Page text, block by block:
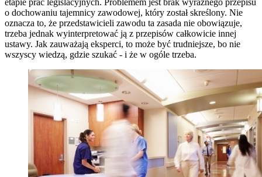
etapie prac legislacyjnych. Problemem jest brak wyraźnego przepisu
o dochowaniu tajemnicy zawodowej, który został skreślony. Nie
oznacza to, że przedstawicieli zawodu ta zasada nie obowiązuje,
trzeba jednak wyinterpretować ją z przepisów całkowicie innej
ustawy. Jak zauważają eksperci, to może być trudniejsze, bo nie
wszyscy wiedzą, gdzie szukać - i że w ogóle trzeba.